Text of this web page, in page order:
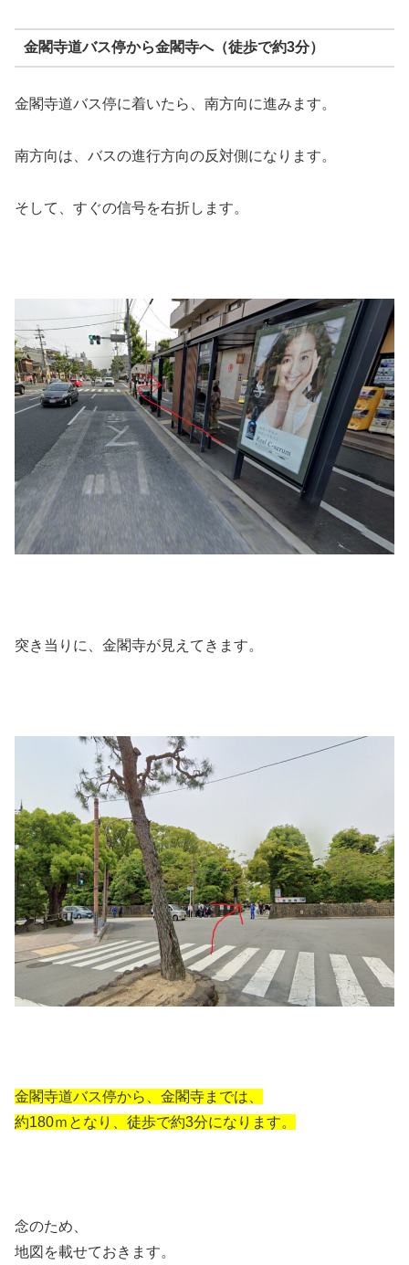
金閣寺道バス停から金閣寺へ（徒歩で約3分）
金閣寺道バス停に着いたら、南方向に進みます。
南方向は、バスの進行方向の反対側になります。
そして、すぐの信号を右折します。
突き当りに、金閣寺が見えてきます。
金閣寺道バス停から、金閣寺までは、
約180ｍとなり、徒歩で約3分になります。
念のため、
地図を載せておきます。